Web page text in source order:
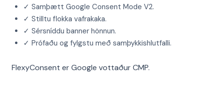
✓ Samþætt Google Consent Mode V2.
✓ Stilltu flokka vafrakaka.
✓ Sérsníddu banner hönnun.
✓ Prófaðu og fylgstu með samþykkishlutfalli.
FlexyConsent er Google vottaður CMP.